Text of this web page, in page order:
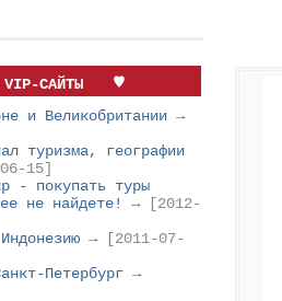
САЙТЫ
и Великобритании →
туризма, географии
15]
- покупать туры
не найдете! →
[2012-
→
[2011-07-
Петербург →